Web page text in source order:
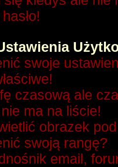
swoje
czasową ale
ma na liście!
obrazek
swoją rangę?
email,